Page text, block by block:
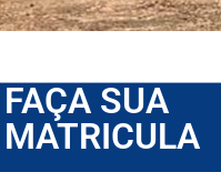
FAÇA SUA
MATRICULA